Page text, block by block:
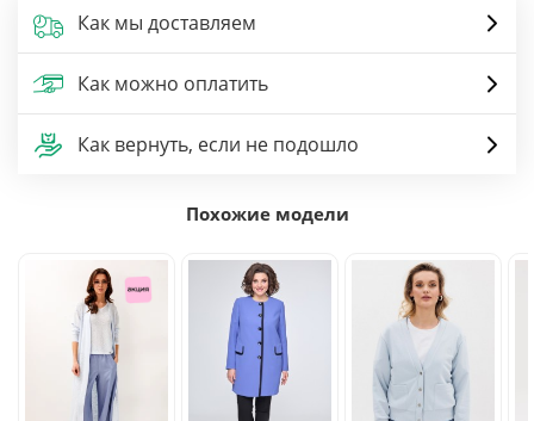
Как мы доставляем
Как можно оплатить
Как вернуть, если не подошло
Похожие модели